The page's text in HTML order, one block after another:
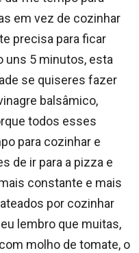
em vez de cozinhar
precisa para ficar
uns 5 minutos, esta
se quiseres fazer
balsâmico,
todos esses
para cozinhar e
de ir para a pizza e
constante e mais
por cozinhar
lembro que muitas,
molho de tomate, o